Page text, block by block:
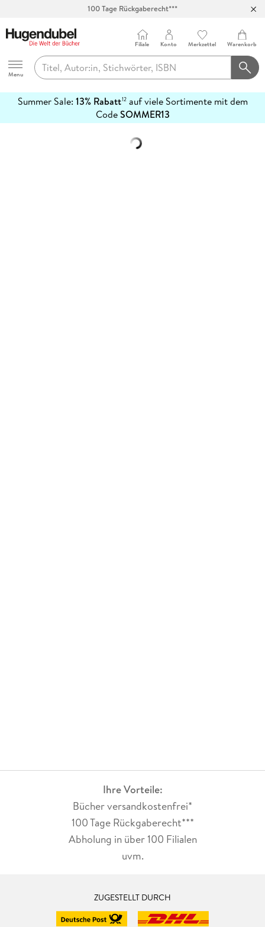
100 Tage Rückgaberecht***
Hugendubel
Menu
Filiale Konto Merkzettel Warenkorb
Summer Sale: 13% Rabatt12auf viele Sortimente mit dem
CodeSOMMER13
erfahren
Ihre Vorteile:
Bücher versandkostenfrei*
100 Tage Rückgaberecht***
Abholung in über 100 Filialen
uvm.
ZUGESTELLT DURCH